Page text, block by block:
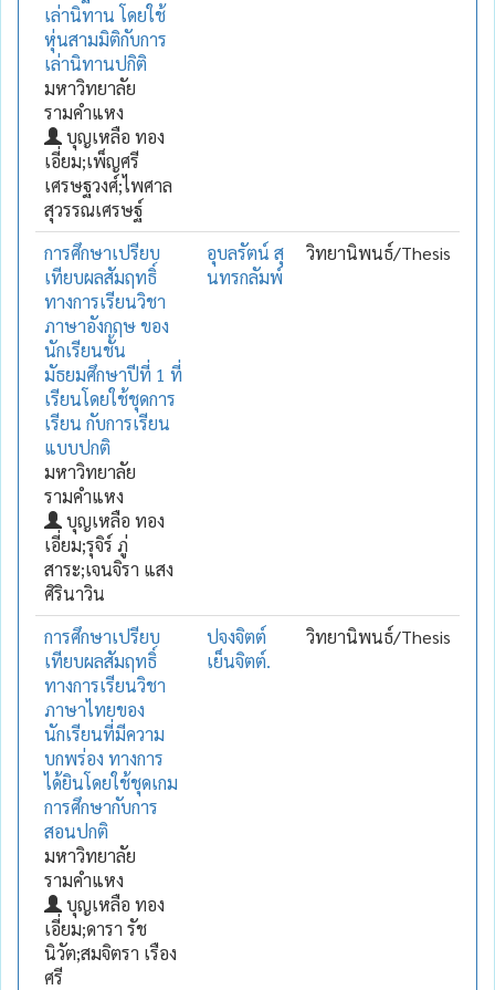
เล่านิทาน โดยใช้
หุ่นสามมิติกับการ
เล่านิทานปกิติ
มหาวิทยาลัย
รามคำแหง
บุญเหลือ ทอง
เอี่ยม;เพ็ญศรี
เศรษฐวงศ์;ไพศาล
สุวรรณเศรษฐ์
การศึกษาเปรียบ
เทียบผลสัมฤทธิ์
ทางการเรียนวิชา
ภาษาอังกฤษ ของ
นักเรียนชั้น
มัธยมศึกษาปีที่ 1 ที่
เรียนโดยใช้ชุดการ
เรียน กับการเรียน
แบบปกติ
มหาวิทยาลัย
รามคำแหง
บุญเหลือ ทอง
เอี่ยม;รุจิร์ ภู่
สาระ;เจนจิรา แสง
ศิรินาวิน
อุบลรัตน์ สุ
นทรกลัมพ์
วิทยานิพนธ์/Thesis
การศึกษาเปรียบ
เทียบผลสัมฤทธิ์
ทางการเรียนวิชา
ภาษาไทยของ
นักเรียนที่มีความ
บกพร่อง ทางการ
ได้ยินโดยใช้ชุดเกม
การศึกษากับการ
สอนปกติ
มหาวิทยาลัย
รามคำแหง
บุญเหลือ ทอง
เอี่ยม;ดารา รัช
นิวัต;สมจิตรา เรือง
ศรี
ปจงจิตต์
เย็นจิตต์.
วิทยานิพนธ์/Thesis